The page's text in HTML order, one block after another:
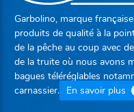
Garbolino, marque
produits de qualité à la
de la pêche au coup avec
de la truite où nous avons
bagues téléréglables
carnassier. En savoir plus